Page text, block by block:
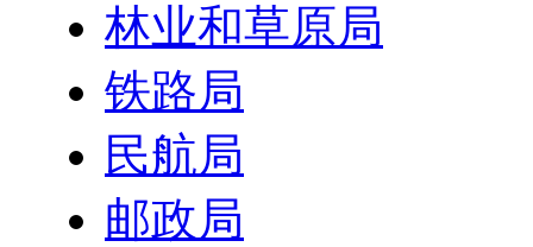
林业和草原局
铁路局
民航局
邮政局